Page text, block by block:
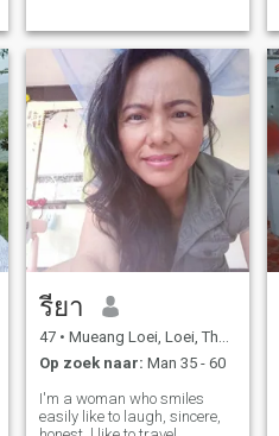
gaan. Ik zou graag zien hoe
het gaat. Ten tweede, u zal
worden uitgenodigd om mijn
speciale gast in Thailand als
we goed met elkaar kunnen
opschieten. (Ik weet zeker
dat u niet zal toestaan dat
een dame de wereld reist om
u te ontmoeten voor de vuist
ontmoet 🥰) ten slotte, als u
en Ik heb dezelfde
bestemming, we zullen 2
plaatsen om te wonen, we
kunnen ontsnappen aan de
Thailand! Hoop, het lot zal de
bonus aan het einde van het
jaar hebben volgens hij heeft
het grote werk gedaan. ❤ ️
รียา
47 • Mueang Loei, Loei, Thailand
Op zoek naar: Man 35 - 60
I'm a woman who smiles
easily like to laugh, sincere,